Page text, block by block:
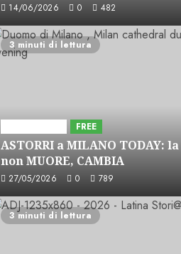
14/06/2026 0 482
3 minuti di lettura
FREE
ASTORRI a MILANO TODAY: la
non MUORE, CAMBIA
27/05/2026 0 789
3 minuti di lettura